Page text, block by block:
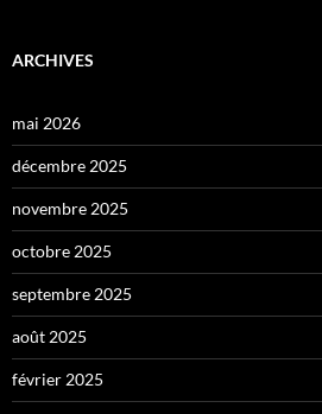
ARCHIVES
mai 2026
décembre 2025
novembre 2025
octobre 2025
septembre 2025
août 2025
février 2025